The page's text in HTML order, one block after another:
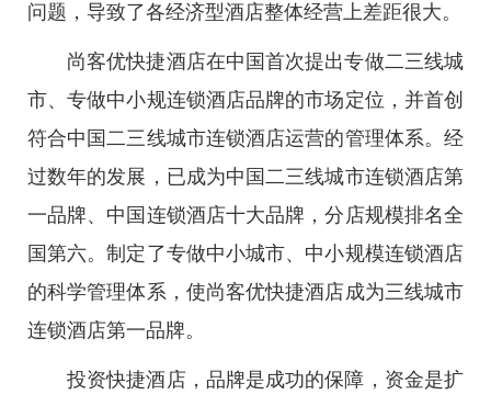
问题，导致了各经济型酒店整体经营上差距很大。
尚客优快捷酒店在中国首次提出专做二三线城
市、专做中小规连锁酒店品牌的市场定位，并首创
符合中国二三线城市连锁酒店运营的管理体系。经
过数年的发展，已成为中国二三线城市连锁酒店第
一品牌、中国连锁酒店十大品牌，分店规模排名全
国第六。制定了专做中小城市、中小规模连锁酒店
的科学管理体系，使尚客优快捷酒店成为三线城市
连锁酒店第一品牌。
投资快捷酒店，品牌是成功的保障，资金是扩